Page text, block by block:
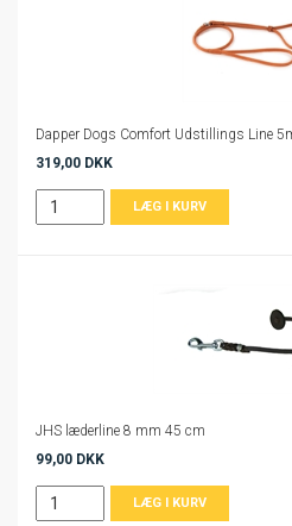
Dapper Dogs Comfort Udstillings Line
319,00 DKK
JHS læderline 8 mm 45 cm
99,00 DKK